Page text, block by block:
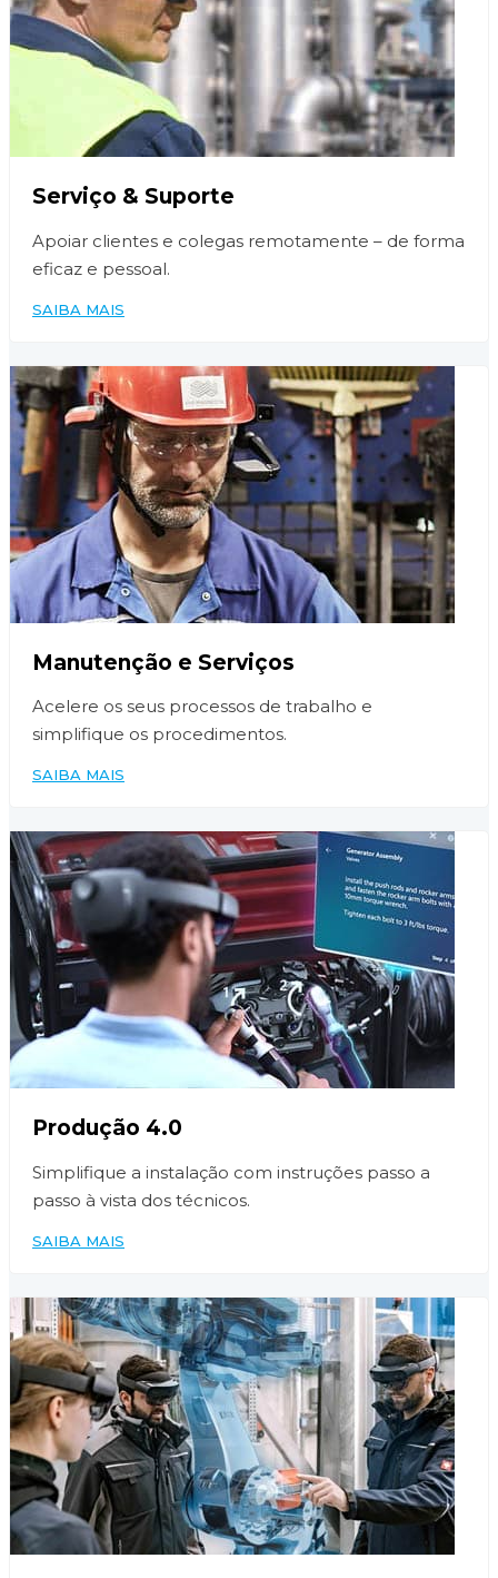
Serviço & Suporte
Apoiar clientes e colegas remotamente – de forma
eficaz e pessoal.
SAIBA MAIS
Manutenção e Serviços
Acelere os seus processos de trabalho e
simplifique os procedimentos.
SAIBA MAIS
Produção 4.0
Simplifique a instalação com instruções passo a
passo à vista dos técnicos.
SAIBA MAIS